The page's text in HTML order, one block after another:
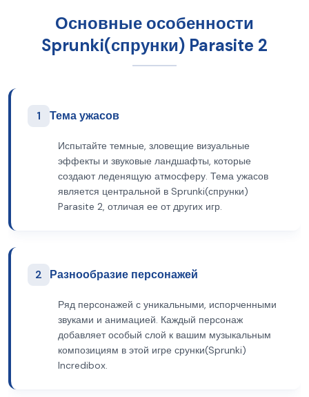
Основные особенности
Sprunki(спрунки) Parasite 2
1 Тема ужасов
Испытайте темные, зловещие визуальные
эффекты и звуковые ландшафты, которые
создают леденящую атмосферу. Тема ужасов
является центральной в Sprunki(спрунки)
Parasite 2, отличая ее от других игр.
2 Разнообразие персонажей
Ряд персонажей с уникальными, испорченными
звуками и анимацией. Каждый персонаж
добавляет особый слой к вашим музыкальным
композициям в этой игре срунки(Sprunki)
Incredibox.